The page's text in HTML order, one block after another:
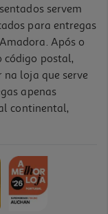
Lactose E Sem
servem
para entregas
Após o
código postal,
na loja que serve
apenas
continental,